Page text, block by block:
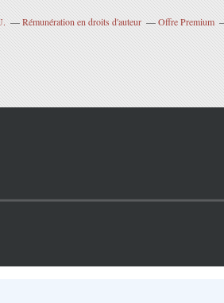
Rémunération en droits d'auteur Offre Premium